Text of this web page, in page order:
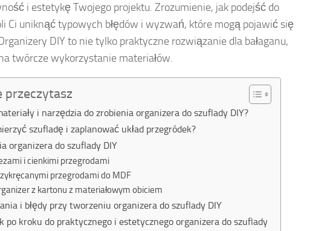
i estetykę Twojego projektu. Zrozumienie, jak podejść do
Ci uniknąć typowych błędów i wyzwań, które mogą pojawić się
DIY to nie tylko praktyczne rozwiązanie dla bałaganu,
twórcze wykorzystanie materiałów.
przeczytasz
i narzędzia do zrobienia organizera do szuflady DIY?
szufladę i zaplanować układ przegródek?
organizera do szuflady DIY
i cienkimi przegrodami
przegrodami do MDF
z kartonu z materiałowym obiciem
i błędy przy tworzeniu organizera do szuflady DIY
po kroku do praktycznego i estetycznego organizera do szuflady